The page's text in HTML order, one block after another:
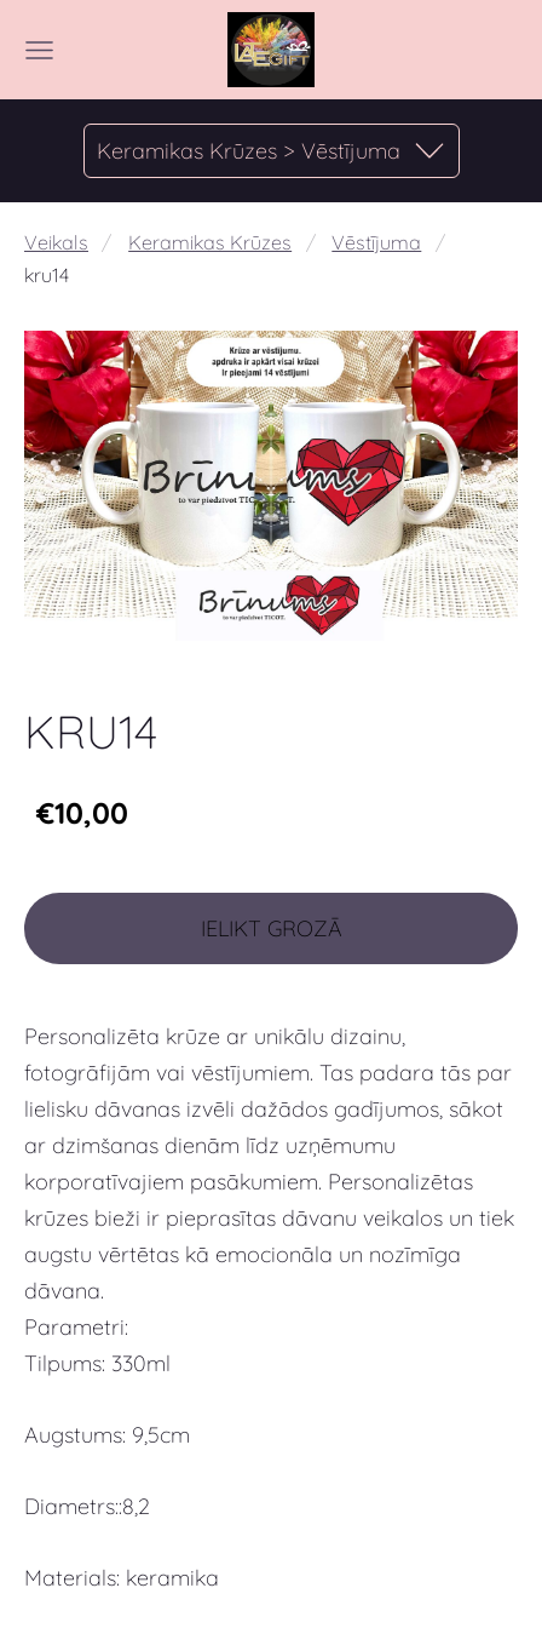
Keramikas Krūzes > Vēstījuma
Veikals Keramikas Krūzes
Vēstījuma
kru14
KRU14
€10,00
IELIKT GROZĀ
Personalizēta krūze ar unikālu dizainu,
fotogrāfijām vai vēstījumiem. Tas padara tās par
lielisku dāvanas izvēli dažādos gadījumos, sākot
ar dzimšanas dienām līdz uzņēmumu
korporatīvajiem pasākumiem. Personalizētas
krūzes bieži ir pieprasītas dāvanu veikalos un tiek
augstu vērtētas kā emocionāla un nozīmīga
dāvana.
Parametri:
Tilpums: 330ml
Augstums: 9,5cm
Diametrs::8,2
Materials: keramika